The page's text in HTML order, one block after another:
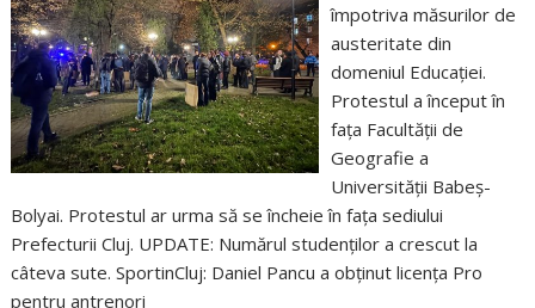
împotriva măsurilor de
austeritate din
domeniul Educației.
Protestul a început în
fața Facultății de
Geografie a
Universității Babeș-
Bolyai. Protestul ar urma să se încheie în fața sediului
Prefecturii Cluj. UPDATE: Numărul studenților a crescut la
câteva sute. SportinCluj: Daniel Pancu a obținut licența Pro
pentru antrenori